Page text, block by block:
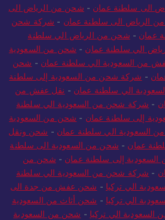
الى سلطنة عمان - شحن من الرياض الى
الرياض الى سلطنة عمان - شركة شحن
عمان - شحن من الرياض الي سلطنة
الي سلطنة عمان - شحن من السعودية
من السعودية الي سلطنة عمان - شحن
- شركة شحن من السعودية إلى سلطنة
الي سلطنة عمان - نقل عفش من
- شركة شحن من السعودية الي سلطنة
إلى سلطنة عمان - شحن من السعودية
السعودية الي سلطنة عمان - شحن ونقل
عمان - شحن من السعودية الى سلطنة
إلى سلطنة عمان - شحن من
- شركة شحن من السعودية الي سلطنة
الي تركيا - شحن عفش من جدة الى
الي تركيا - شحن أثاث من السعودية
الي تركيا - شحن من السعودية